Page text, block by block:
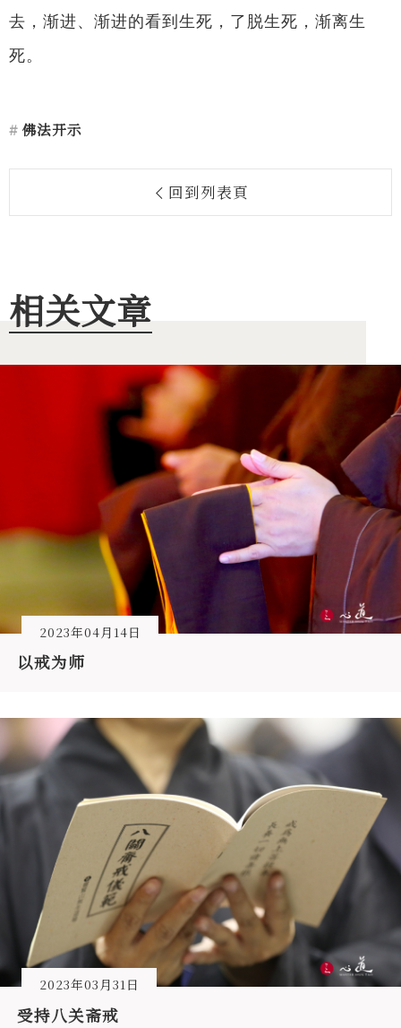
去，渐进、渐进的看到生死，了脱生死，渐离生
死。
佛法开示
回到列表頁
相关文章
2023年04月14日
以戒为师
2023年03月31日
受持八关斋戒